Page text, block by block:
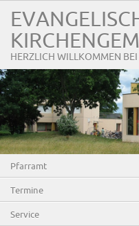
HERZLICH WILLKOMMEN
Pfarramt
Termine
Service